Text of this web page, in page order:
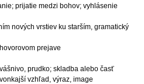
prijatie medzi bohov; vyhlásenie
nových vrstiev ku starším, gramatický
prejave
prudko; skladba alebo časť
vonkajší vzhľad, výraz, image